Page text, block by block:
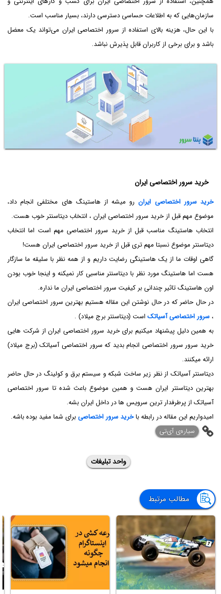
سازمان‌هایی که به اطلاعات حساسی دسترسی دارند، بسیار مناسب است.
با این حال، هزینه بالای استفاده از سرور اختصاصی ایران می‌تواند یک معضل
باشد و برای برخی از کاربران قابل پذیرش نباشد.
خرید سرور اختصاصی ایران
خرید سرور اختصاصی ایران رو میشه از هاستینگ های مختلفی انجام داد،
موضوع مهم قبل از خرید سرور اختصاصی ایران ، انتخاب دیتاسنتر خوب هست.
انتخاب هاستینگ مناسب قبل از خرید سرور اختصاصی مهم است اما انتخاب
دیتاسنتر موضوع نسبتا مهم تری قبل از خرید سرور اختصاصی ایران هست!
گاهی اوقات ما از یک هاستینگی رضایت داریم و از همه نظر با سلیقه ما سازگار
هست اما هاستینگ مورد نظر با دیتاسنتر مناسبی کار نمیکنه و اینجا خوب بودن
اون هاستینگ تاثیر چندانی بر کیفیت سرور اختصاصی ایران ما نداره.
در حال حاضر که در حال نوشتن این مقاله هستیم بهترین سرور اختصاصی ایران
، سرور اختصاصی آسیاتک است (دیتاسنتر برج میلاد) .
به همین دلیل پیشنهاد میکنیم برای خرید سرور اختصاصی ایران از شرکت هایی
خرید سرور سرور اختصاصی انجام بدید که سرور اختصاصی آسیاتک (برج میلاد)
ارائه میکنند.
دیتاسنتر آسیاتک از نظر زیر ساخت شبکه و سیستم برق و کولینگ در حال حاضر
بهترین دیتاسنتر ایران هست و همین موضوع باعث شده تا سرور اختصاصی
آسیاتک از پرطرفدار ترین سرویس ها در داخل ایران بشه.
امیدواریم این مقاله در رابطه باخرید سرور اختصاصیبرای شما مفید بوده باشه.
‌سیاره‌ی آی‌تی
واحد تبلیغات
مطالب مرتبط